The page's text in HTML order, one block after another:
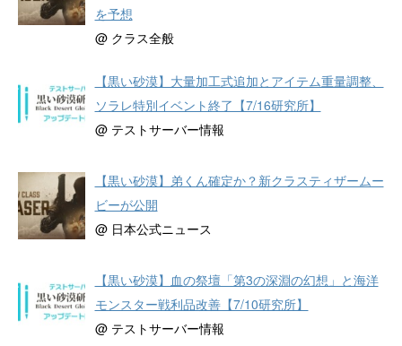
を予想
@ クラス全般
【黒い砂漠】大量加工式追加とアイテム重量調整、
ソラレ特別イベント終了【7/16研究所】
@ テストサーバー情報
【黒い砂漠】弟くん確定か？新クラスティザームー
ビーが公開
@ 日本公式ニュース
【黒い砂漠】血の祭壇「第3の深淵の幻想」と海洋
モンスター戦利品改善【7/10研究所】
@ テストサーバー情報